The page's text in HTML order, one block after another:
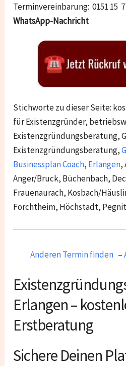
Terminvereinbarung: 0151 15
WhatsApp-Nachricht
Stichworte zu dieser Seite:
für Existenzgründer,
Existenzgründungsberatung,
Existenzgründungsberatung,
Businessplan Coach, Erlangen,
Anger/Bruck, Büchenbach,
Frauenaurach, Kosbach/
Forchtheim, Höchstadt,
Anderen Termin finden–
Erlangen –
Erstberatung
Sichere Deinen